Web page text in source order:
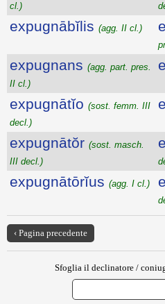
cl.)
expugnābĭlis (agg. II cl.)
expugnans (agg. part. pres.
II cl.)
expugnātĭo (sost. femm. III
decl.)
expugnātŏr (sost. masch.
III decl.)
expugnātōrĭus (agg. I cl.)
‹ Pagina precedente
Sfoglia il declinatore /